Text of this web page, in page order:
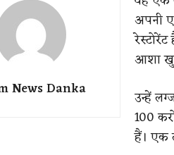
News Danka
अपनी
आशा
उन्हें
100
हैं। एक